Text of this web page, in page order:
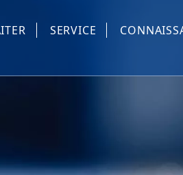
SERVICE